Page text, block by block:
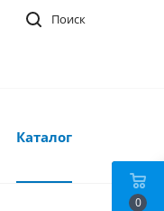
Поиск
Каталог
0